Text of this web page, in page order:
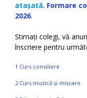
atașată. Formare
2026.
Stimați colegi, vă
înscriere pentru
1 Curs consiliere
2 Curs muzică și mișcare